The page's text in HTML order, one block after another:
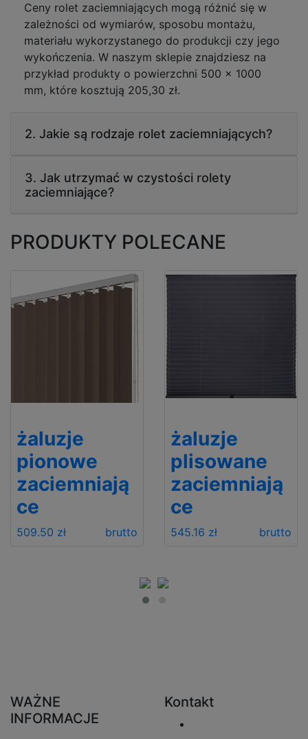
Ceny rolet zaciemniających mogą różnić się w
zależności od wymiarów, sposobu montażu,
materiału wykorzystanego do produkcji czy jego
wykończenia. W naszym sklepie znajdziesz na
przykład produkty o powierzchni 500 x 1000
mm, które kosztują 205,30 zł.
2. Jakie są rodzaje rolet zaciemniających?
3. Jak utrzymać w czystości rolety
zaciemniające?
PRODUKTY POLECANE
żaluzje
pionowe
zaciemniają
ce
509.50 zł brutto
żaluzje
plisowane
zaciemniają
ce
545.16 zł brutto
WAŻNE
INFORMACJE
Kontakt